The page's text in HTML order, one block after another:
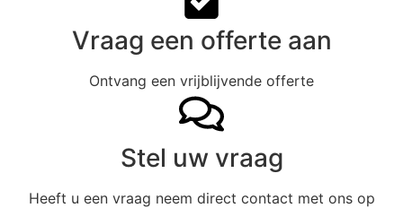
Vraag een offerte aan
Ontvang een vrijblijvende offerte
Stel uw vraag
Heeft u een vraag neem direct contact met ons op